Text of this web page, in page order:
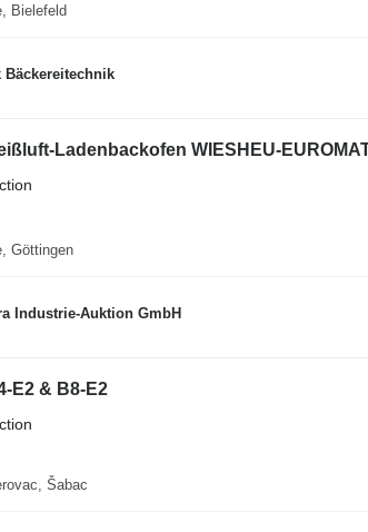
Bielefeld
Bäckereitechnik
Ladenbackofen WIESHEU-
Göttingen
Industrie-Auktion GmbH
E2 & B8-E2
Šabac